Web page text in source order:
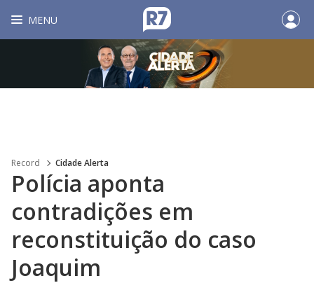
MENU
Record Cidade Alerta
Polícia aponta
contradições em
reconstituição do caso
Joaquim